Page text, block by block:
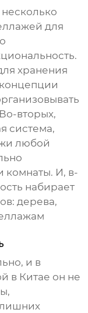
для
хранения
вторых,
система,
любой
комнаты. И, в-
набирает
дерева,
и в
в Китае он не
лишних